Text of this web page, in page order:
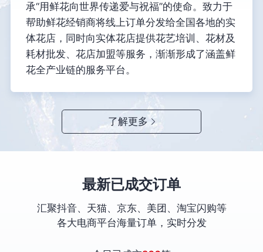
承“用鲜花向世界传递爱与祝福”的使命。致力于
帮助鲜花经销商将线上订单分发给全国各地的实
体花店，同时向实体花店提供花艺培训、花材及
耗材批发、花店加盟等服务，渐渐形成了涵盖鲜
花全产业链的服务平台。
了解更多
最新已成交订单
汇聚抖音、天猫、京东、美团、淘宝闪购等
各大电商平台海量订单，实时分发